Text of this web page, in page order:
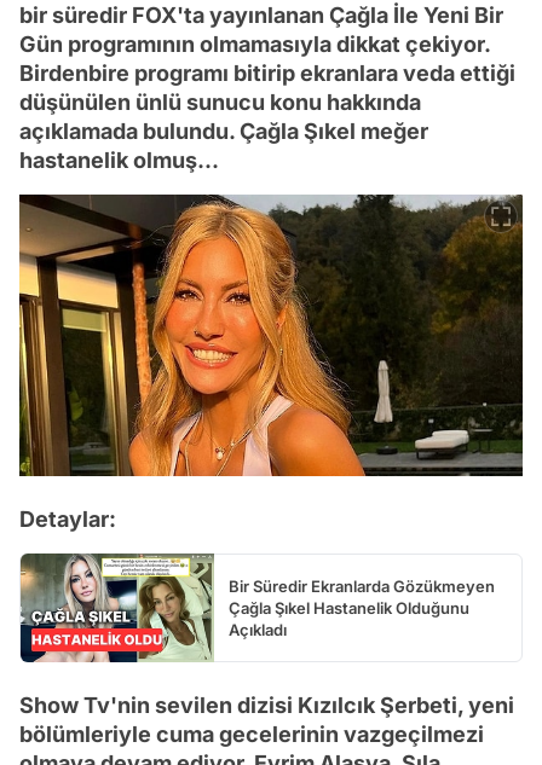
bir süredir FOX'ta yayınlanan Çağla İle Yeni Bir
Gün programının olmamasıyla dikkat çekiyor.
Birdenbire programı bitirip ekranlara veda ettiği
düşünülen ünlü sunucu konu hakkında
açıklamada bulundu. Çağla Şıkel meğer
hastanelik olmuş...
Detaylar:
Bir Süredir Ekranlarda Gözükmeyen
Çağla Şıkel Hastanelik Olduğunu
Açıkladı
Show Tv'nin sevilen dizisi Kızılcık Şerbeti, yeni
bölümleriyle cuma gecelerinin vazgeçilmezi